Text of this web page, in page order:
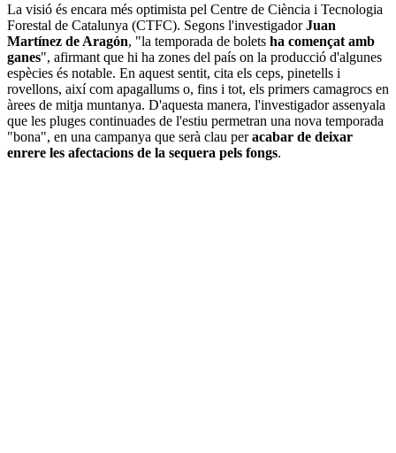
La visió és encara més optimista pel Centre de Ciència i Tecnologia
Forestal de Catalunya (CTFC). Segons l'investigadorJuan
Martínez de Aragón, "la temporada de bolets ha començat amb
ganes", afirmant que hi ha zones del país on la producció d'algunes
espècies és notable. En aquest sentit, cita els ceps, pinetells i
rovellons, així com apagallums o, fins i tot, els primers camagrocs en
àrees de mitja muntanya. D'aquesta manera, l'investigador assenyala
que les pluges continuades de l'estiu permetran una nova temporada
"bona", en una campanya que serà clau peracabar de deixar
enrere les afectacions de la sequera pels fongs.